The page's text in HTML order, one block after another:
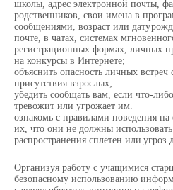
школы, адрес электронной почты,
родственников, свои имена в
сообщениями, возраст или дату
почте, в чатах, системах
регистрационных формах, личных
на конкурсы в Интернете;
объяснить опасность личных
присутствия взрослых;
убедить сообщать вам, если что-либо
тревожит или угрожает им.
ознакомь с правилами поведения
их, что они не должны использовать
распространения сплетен или угроз
Организуя работу с учащимися
безопасному использованию